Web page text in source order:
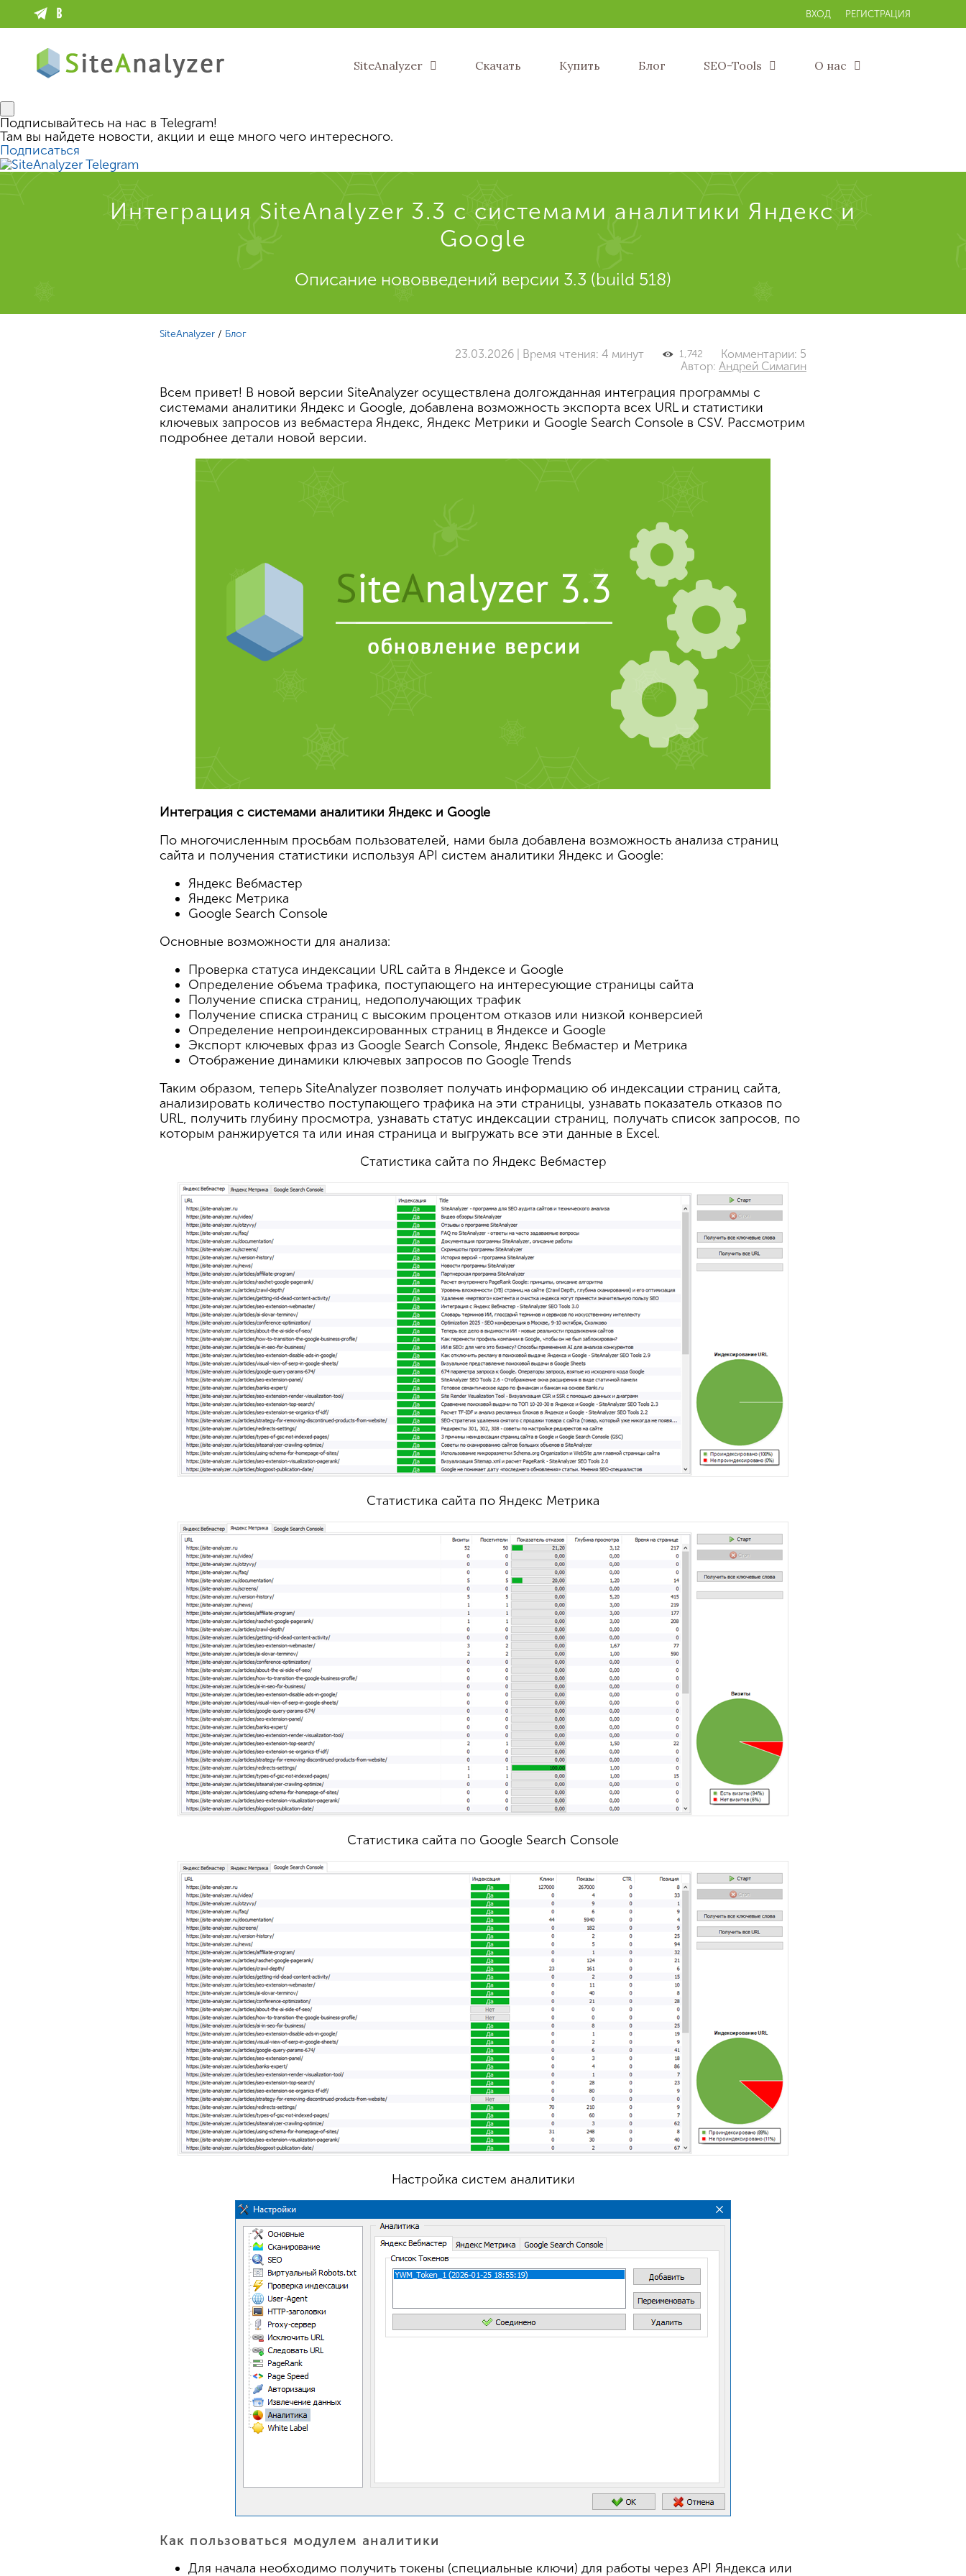
ВХОД РЕГИСТРАЦИЯ
SiteAnalyzer Скачать Купить Блог SEO-Tools О нас
Подписывайтесь на нас в Telegram!
Там вы найдете новости, акции и еще много чего интересного.
Подписаться
Интеграция SiteAnalyzer 3.3 с системами аналитики Яндекс и
Google
Описание нововведений версии 3.3 (build 518)
SiteAnalyzer / Блог
Комментарии: 5
1,742
23.03.2026 | Время чтения: 4 минут
Автор: Андрей Симагин
Всем привет! В новой версии SiteAnalyzer осуществлена долгожданная интеграция программы с
системами аналитики Яндекс и Google, добавлена возможность экспорта всех URL и статистики
ключевых запросов из вебмастера Яндекс, Яндекс Метрики и Google Search Console в CSV. Рассмотрим
подробнее детали новой версии.
Интеграция с системами аналитики Яндекс и Google
По многочисленным просьбам пользователей, нами была добавлена возможность анализа страниц
сайта и получения статистики используя API систем аналитики Яндекс и Google:
Яндекс Вебмастер
Яндекс Метрика
Google Search Console
Основные возможности для анализа:
Проверка статуса индексации URL сайта в Яндексе и Google
Определение объема трафика, поступающего на интересующие страницы сайта
Получение списка страниц, недополучающих трафик
Получение списка страниц с высоким процентом отказов или низкой конверсией
Определение непроиндексированных страниц в Яндексе и Google
Экспорт ключевых фраз из Google Search Console, Яндекс Вебмастер и Метрика
Отображение динамики ключевых запросов по Google Trends
Таким образом, теперь SiteAnalyzer позволяет получать информацию об индексации страниц сайта,
анализировать количество поступающего трафика на эти страницы, узнавать показатель отказов по
URL, получить глубину просмотра, узнавать статус индексации страниц, получать список запросов, по
которым ранжируется та или иная страница и выгружать все эти данные в Excel.
Статистика сайта по Яндекс Вебмастер
Статистика сайта по Яндекс Метрика
Статистика сайта по Google Search Console
Настройка систем аналитики
Как пользоваться модулем аналитики
Для начала необходимо получить токены (специальные ключи) для работы через API Яндекса или